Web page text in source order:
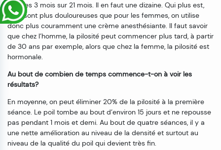
tous les 3 mois sur 21 mois. Il en faut une dizaine. Qui plus est,
elles sont plus douloureuses que pour les femmes, on utilise
donc plus couramment une crème anesthésiante. Il faut savoir
que chez l’homme, la pilosité peut commencer plus tard, à partir
de 30 ans par exemple, alors que chez la femme, la pilosité est
hormonale.
Au bout de combien de temps commence-t-on à voir les
résultats?
En moyenne, on peut éliminer 20% de la pilosité à la première
séance. Le poil tombe au bout d’environ 15 jours et ne repousse
pas pendant 1 mois et demi. Au bout de quatre séances, il y a
une nette amélioration au niveau de la densité et surtout au
niveau de la qualité du poil qui devient très fin.